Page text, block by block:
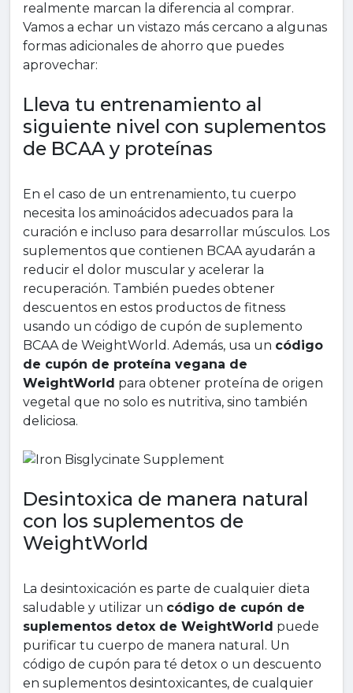
realmente marcan la diferencia al comprar.
Vamos a echar un vistazo más cercano a algunas
formas adicionales de ahorro que puedes
aprovechar:
Lleva tu entrenamiento al
siguiente nivel con suplementos
de BCAA y proteínas
En el caso de un entrenamiento, tu cuerpo
necesita los aminoácidos adecuados para la
curación e incluso para desarrollar músculos. Los
suplementos que contienen BCAA ayudarán a
reducir el dolor muscular y acelerar la
recuperación. También puedes obtener
descuentos en estos productos de fitness
usando un código de cupón de suplemento
BCAA de WeightWorld. Además, usa un código
de cupón de proteína vegana de
WeightWorld para obtener proteína de origen
vegetal que no solo es nutritiva, sino también
deliciosa.
Desintoxica de manera natural
con los suplementos de
WeightWorld
La desintoxicación es parte de cualquier dieta
saludable y utilizar un código de cupón de
suplementos detox de WeightWorld puede
purificar tu cuerpo de manera natural. Un
código de cupón para té detox o un descuento
en suplementos desintoxicantes, de cualquier